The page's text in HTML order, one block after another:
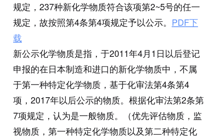
规定，237种新化学物质符合该项第2~5号的任一
规定，故按照第4条第4项规定予以公示。 PDF下
载
新公示化学物质是指，于2011年4月1日以后登记
申报的在日本制造和进口的新化学物质中，不属
于第一种特定化学物质，基于化审法第4条第4
项，2017年以后公示的物质。根据化审法第2条第
7项规定，认为是一般物质。（优先评估物质，监
视物质，第一种特定化学物质以及第二种特定化